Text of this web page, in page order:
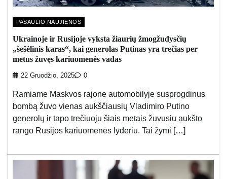
PASAULIO NAUJIENOS
Ukrainoje ir Rusijoje vyksta žiaurių žmogžudysčių
„šešėlinis karas“, kai generolas Putinas yra trečias per
metus žuvęs kariuomenės vadas
22 Gruodžio, 2025 0
Ramiame Maskvos rajone automobilyje susprogdinus
bombą žuvo vienas aukščiausių Vladimiro Putino
generolų ir tapo trečiuoju šiais metais žuvusiu aukšto
rango Rusijos kariuomenės lyderiu. Tai žymi […]